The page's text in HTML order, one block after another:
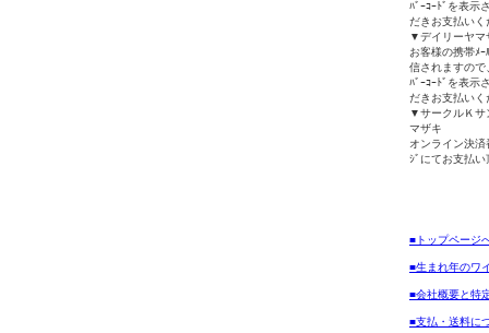
ﾊﾞｰｺｰﾄﾞを表示
だきお支払いく
▼デイリーヤマ
お客様の携帯ﾒｰ
信されますので
ﾊﾞｰｺｰﾄﾞを表示
だきお支払いく
▼サークルＫサ
マザキ
オンライン決
ｼﾞにてお支払
■トップページ
■生まれ年のワ
■会社概要と特
■支払・送料に